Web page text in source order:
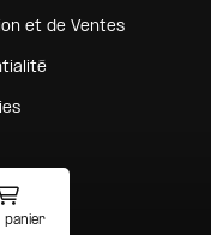
panier
et de Ventes